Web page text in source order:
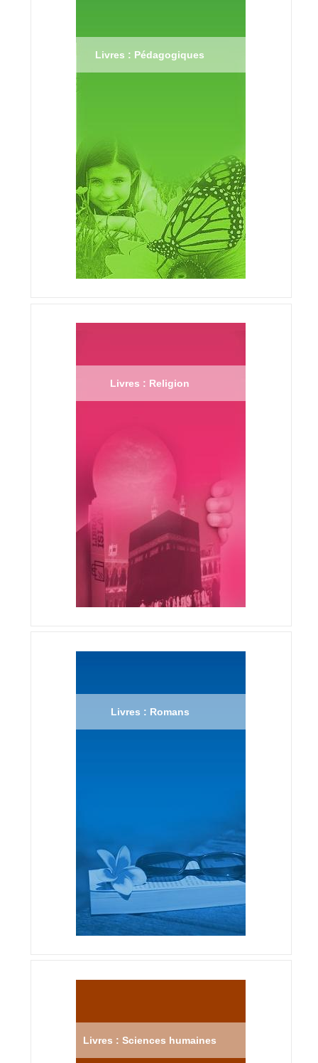
Livres : Pédagogiques
Livres : Religion
Livres : Romans
Livres : Sciences humaines